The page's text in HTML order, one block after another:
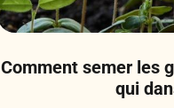
Comment semer les
qui